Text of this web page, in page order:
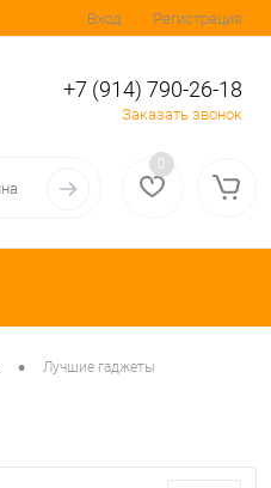
Вход Регистрация
+7 (914) 790-26-18
Заказать звонок
0
• Лучшие гаджеты